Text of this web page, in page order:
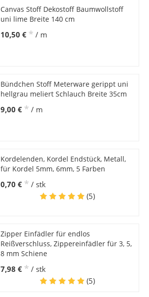
Canvas Stoff Dekostoff Baumwollstoff
uni lime Breite 140 cm
10,50 € * / m
Bündchen Stoff Meterware gerippt uni
hellgrau meliert Schlauch Breite 35cm
9,00 € * / m
Kordelenden, Kordel Endstück, Metall,
für Kordel 5mm, 6mm, 5 Farben
0,70 € * / stk
(5)
Zipper Einfädler für endlos
Reißverschluss, Zippereinfädler für 3, 5,
8 mm Schiene
7,98 € * / stk
(5)